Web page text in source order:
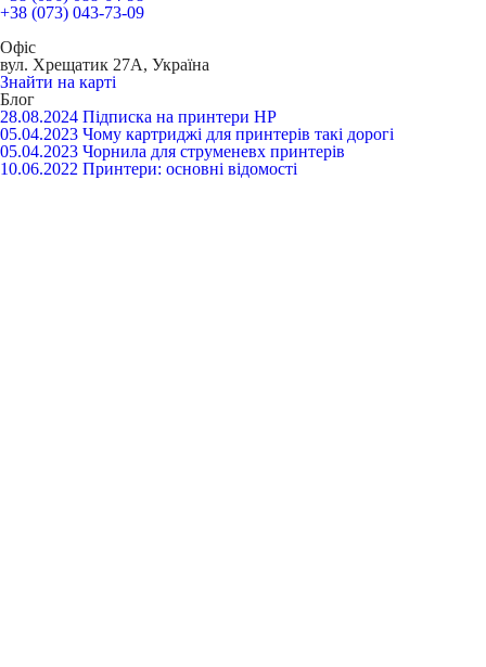
+38 (073) 043-73-09
Офіс
вул. Хрещатик 27А, Україна
Знайти на карті
Блог
28.08.2024 Підписка на принтери HP
05.04.2023 Чому картриджі для принтерів такі дорогі
05.04.2023 Чорнила для струменевх принтерів
10.06.2022 Принтери: основні відомості